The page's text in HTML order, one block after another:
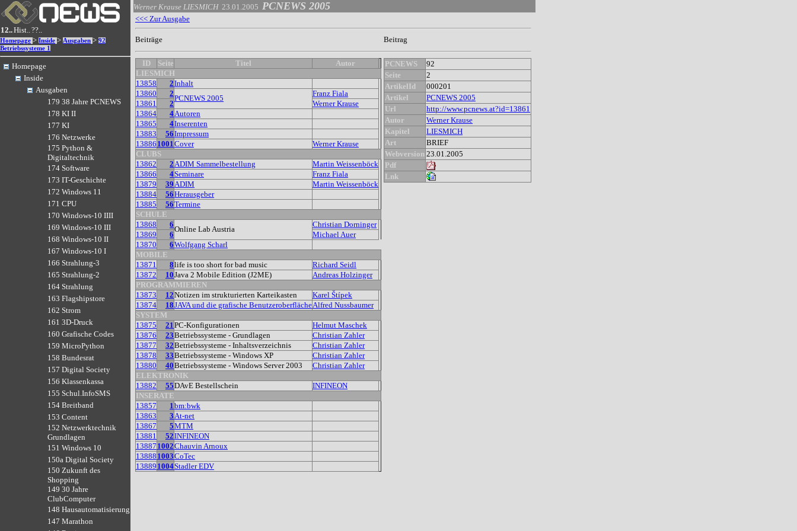
12..Hist..??..
Homepage > Inside > Ausgaben > 92
Betriebssysteme 1
Homepage
Inside
Ausgaben
179 38 Jahre PCNEWS
178 KI II
177 KI
176 Netzwerke
175 Python &
Digitaltechnik
174 Software
173 IT-Geschichte
172 Windows 11
171 CPU
170 Windows-10 IIII
169 Windows-10 III
168 Windows-10 II
167 Windows-10 I
166 Strahlung-3
165 Strahlung-2
164 Strahlung
163 Flagshipstore
162 Strom
161 3D-Druck
160 Grafische Codes
159 MicroPython
158 Bundesrat
157 Digital Society
156 Klassenkassa
155 Schul.InfoSMS
154 Breitband
153 Content
152 Netzwerktechnik
Grundlagen
151 Windows 10
150a Digital Society
150 Zukunft des
Shopping
149 30 Jahre
ClubComputer
148 Hausautomatisierung
147 Marathon
Werner Krause LIESMICH 23.01.2005 PCNEWS 2005
<<< Zur Ausgabe
Beiträge Beitrag
ID Seite Titel
Autor
LIESMICH
13858
2Inhalt
13860
2
PCNEWS 2005
Franz Fiala
13861
2
Werner Krause
13864
4Autoren
13865
4Inserenten
13883
56Impressum
13886 1001Cover
Werner Krause
CLUBS
13862
2ADIM Sammelbestellung
Martin Weissenböck
13866
4Seminare
Franz Fiala
13879
39ADIM
Martin Weissenböck
13884
56Herausgeber
13885
56Termine
SCHULE
13868
6
Online Lab Austria
Christian Dorninger
13869
6
Michael Auer
13870
6Wolfgang Scharl
MOBILE
13871
8life is too short for bad music
Richard Seidl
13872
10Java 2 Mobile Edition (J2ME)
Andreas Holzinger
PROGRAMMIEREN
13873
12Notizen im strukturierten Karteikasten
Karel Štípek
13874
18JAVA und die grafische BenutzeroberflächeAlfred Nussbaumer
SYSTEM
13875
21PC-Konfigurationen
Helmut Maschek
13876
23Betriebssysteme - Grundlagen
Christian Zahler
13877
32Betriebssysteme - Inhaltsverzeichnis
Christian Zahler
13878
33Betriebssysteme - Windows XP
Christian Zahler
13880
40Betriebssysteme - Windows Server 2003
Christian Zahler
ELEKTRONIK
13882
55DAvE Bestellschein
INFINEON
INSERATE
13857
1bm:bwk
13863
3At-net
13867
5MTM
13881
52INFINEON
13887 1002Chauvin Arnoux
13888 1003CoTec
13889 1004Stadler EDV
PCNEWS
92
Seite
2
ArtikelId
000201
Artikel
PCNEWS 2005
Url
http://www.pcnews.at?id=13861
Autor
Werner Krause
Kapitel
LIESMICH
Art
BRIEF
Webversion 23.01.2005
Pdf
Lnk